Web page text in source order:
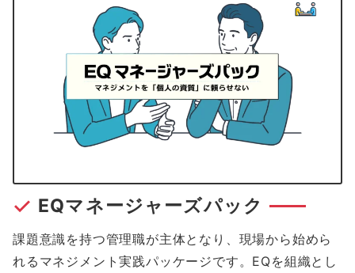
EQマネージャーズパック
課題意識を持つ管理職が主体となり、現場から始めら
れるマネジメント実践パッケージです。EQを組織とし